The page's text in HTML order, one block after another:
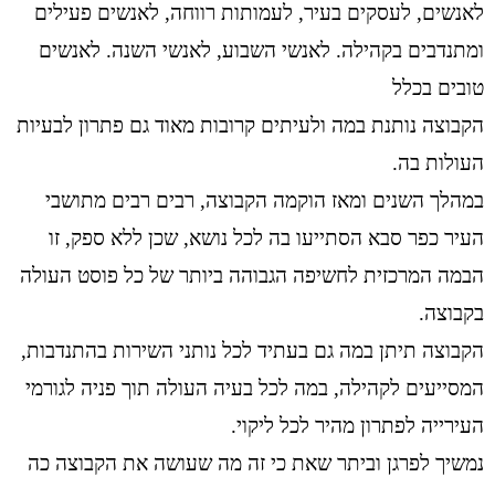
לאנשים, לעסקים בעיר, לעמותות רווחה, לאנשים פעילים
ומתנדבים בקהילה. לאנשי השבוע, לאנשי השנה. לאנשים
טובים בכלל
הקבוצה נותנת במה ולעיתים קרובות מאוד גם פתרון לבעיות
העולות בה.
במהלך השנים ומאז הוקמה הקבוצה, רבים רבים מתושבי
העיר כפר סבא הסתייעו בה לכל נושא, שכן ללא ספק, זו
הבמה המרכזית לחשיפה הגבוהה ביותר של כל פוסט העולה
בקבוצה.
הקבוצה תיתן במה גם בעתיד לכל נותני השירות בהתנדבות,
המסייעים לקהילה, במה לכל בעיה העולה תוך פניה לגורמי
העירייה לפתרון מהיר לכל ליקוי.
נמשיך לפרגן וביתר שאת כי זה מה שעושה את הקבוצה כה